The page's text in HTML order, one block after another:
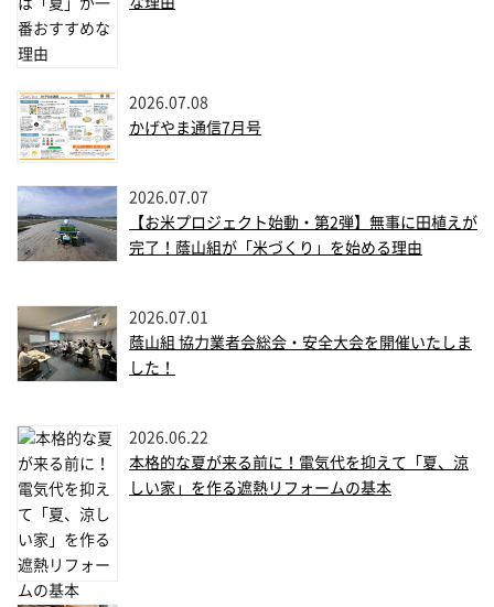
2026.07.08
かげやま通信7月号
2026.07.07
【お米プロジェクト始動・第2弾】無事に田植えが
完了！蔭山組が「米づくり」を始める理由
2026.07.01
蔭山組 協力業者会総会・安全大会を開催いたしま
した！
2026.06.22
本格的な夏が来る前に！電気代を抑えて「夏、涼
しい家」を作る遮熱リフォームの基本